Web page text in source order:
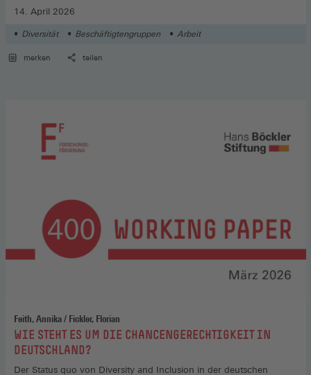
14. April 2026
Diversität Beschäftigtengruppen Arbeit
merken teilen
Feith, Annika / Fickler, Florian
:WIE STEHT ES UM DIE CHANCENGERECHTIGKEIT IN
DEUTSCHLAND?
Der Status quo von Diversity and Inclusion in der deutschen